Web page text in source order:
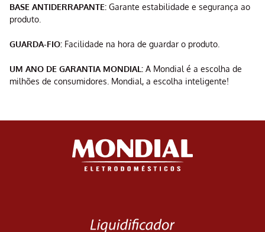
BASE ANTIDERRAPANTE: Garante estabilidade e segurança ao
produto.
GUARDA-FIO: Facilidade na hora de guardar o produto.
UM ANO DE GARANTIA MONDIAL: A Mondial é a escolha de
milhões de consumidores. Mondial, a escolha inteligente!